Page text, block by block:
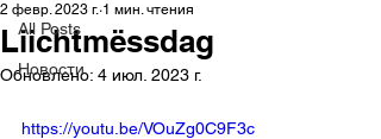
All Posts
Новости
Liichtmëssdag
2 февр. 2023 г. 1 мин. чтения
Обновлено: 4 июл. 2023 г.
https://youtu.be/VOuZg0C9F3c